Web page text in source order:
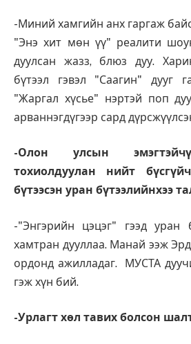
-Миний хамгийн анх гаргаж
"Энэ хит мөн үү" реалити
дуулсан жазз, блюз дуу.
бүтээл гэвэл "Саагин" дууг
"Жаргал хүсье" нэртэй поп
арваннэгдүгээр сард
-Олон улсын
тохиолдуулан нийт
бүтээсэн уран бүтээлийнхээ
-"Энгэрийн цэцэг" гээд уран
хамтран дууллаа. Манай ээж
ордонд ажилладаг. МУСТА
гэж хүн бий.
-Урлагт хөл тавих болсон